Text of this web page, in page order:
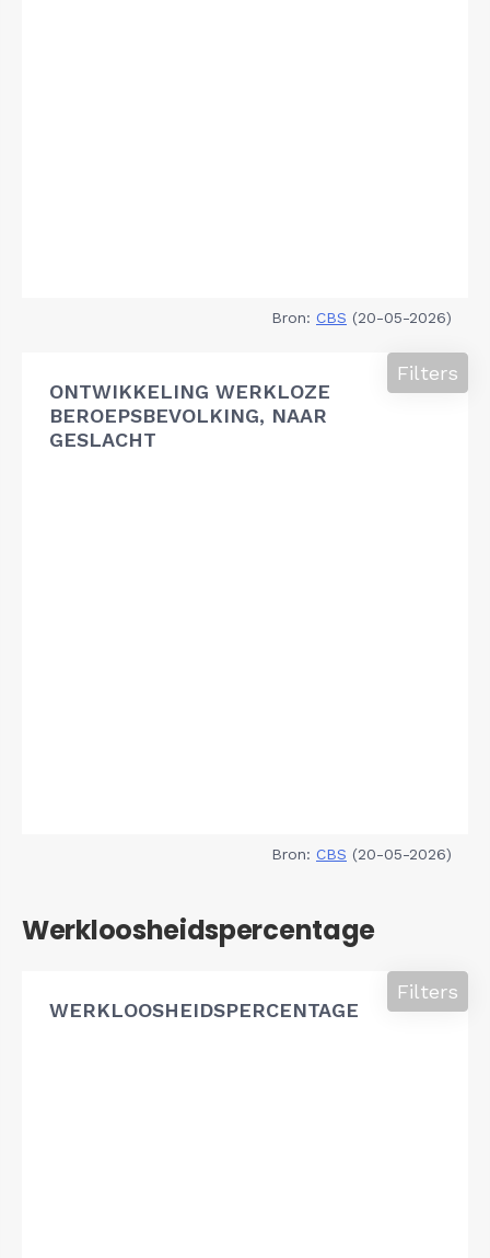
Bron: CBS (20-05-2026)
ONTWIKKELING WERKLOZE
BEROEPSBEVOLKING, NAAR
GESLACHT
Filters
Bron: CBS (20-05-2026)
Werkloosheidspercentage
WERKLOOSHEIDSPERCENTAGE
Filters